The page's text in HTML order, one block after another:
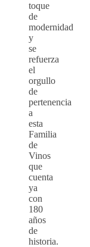
toque
de
modernidad
y
se
refuerza
el
orgullo
de
pertenencia
a
esta
Familia
de
Vinos
que
cuenta
ya
con
180
años
de
historia.